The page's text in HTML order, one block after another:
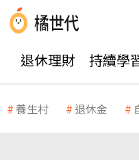
退休理財 持續學
養生村 退休金